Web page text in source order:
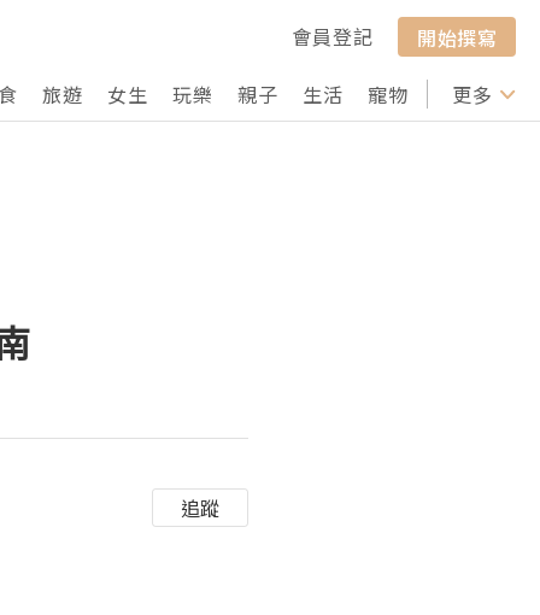
會員登記
開始撰寫
旅遊 女生 玩樂 親子 生活 寵物 行山 打卡
更多
追蹤